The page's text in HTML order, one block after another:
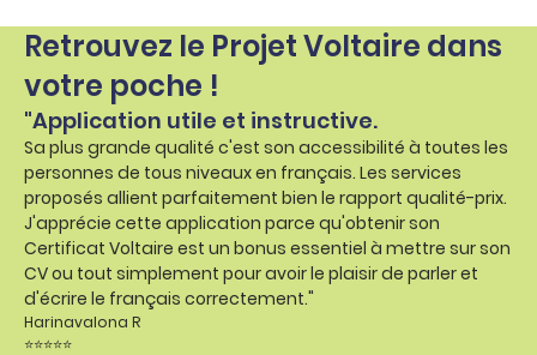
Retrouvez le Projet Voltaire dans
votre poche !
"Application utile et instructive.
Sa plus grande qualité c'est son accessibilité à toutes les
personnes de tous niveaux en français. Les services
proposés allient parfaitement bien le rapport qualité-prix.
J'apprécie cette application parce qu'obtenir son
Certificat Voltaire est un bonus essentiel à mettre sur son
CV ou tout simplement pour avoir le plaisir de parler et
d'écrire le français correctement."
Harinavalona R
⭐⭐⭐⭐⭐